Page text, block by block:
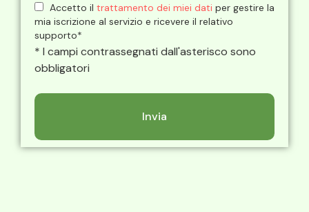
Accetto il trattamento dei miei dati per gestire la
mia iscrizione al servizio e ricevere il relativo
supporto*
* I campi contrassegnati dall'asterisco sono
obbligatori